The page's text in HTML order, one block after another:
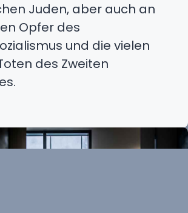
Juden, aber auch an
Opfer des
und die vielen
des Zweiten